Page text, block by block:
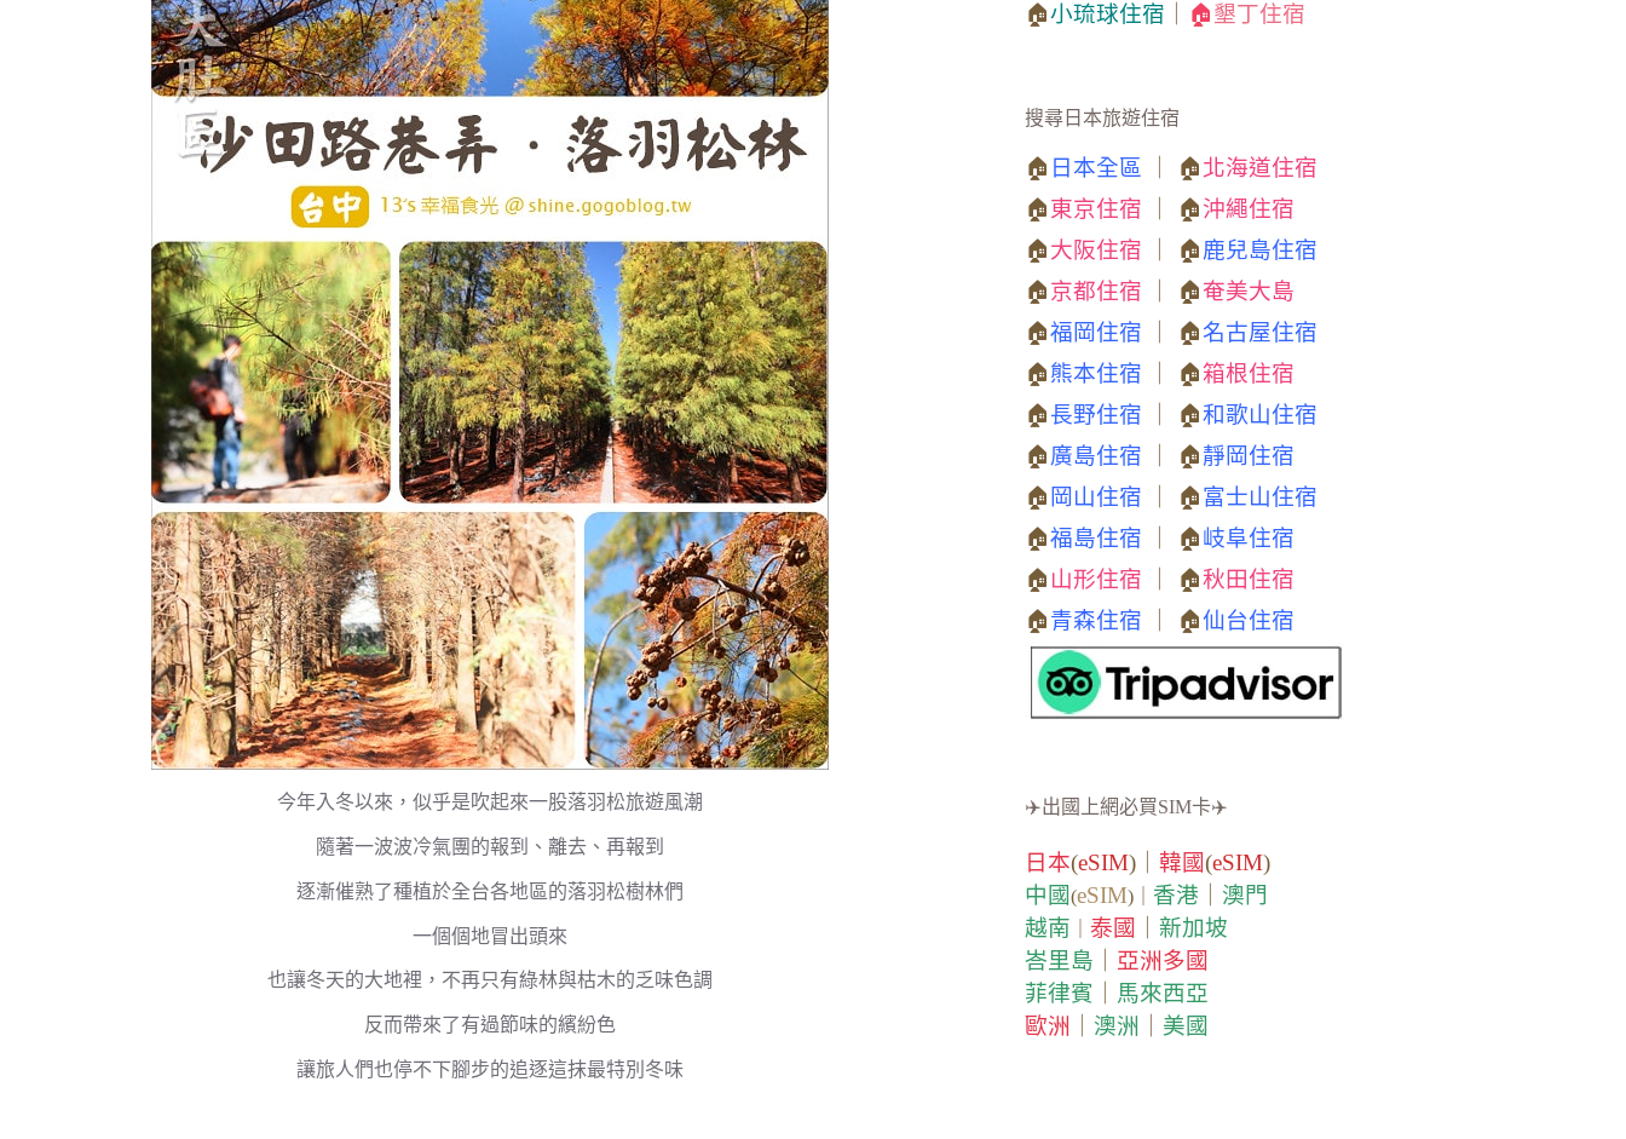
今年入冬以來，似乎是吹起來一股落羽松旅遊風潮
隨著一波波冷氣團的報到、離去、再報到
逐漸催熟了種植於全台各地區的落羽松樹林們
一個個地冒出頭來
也讓冬天的大地裡，不再只有綠林與枯木的乏味色調
反而帶來了有過節味的繽紛色
讓旅人們也停不下腳步的追逐這抹最特別冬味
🏠小琉球住宿 🏠墾丁住宿
搜尋日本旅遊住宿
🏠 日本全區 ｜ 🏠北海道住宿
🏠東京住宿 ｜ 🏠沖繩住宿
🏠大阪住宿 ｜ 🏠鹿兒島住宿
🏠京都住宿 ｜ 🏠奄美大島
🏠福岡住宿 ｜ 🏠名古屋住宿
🏠熊本住宿 ｜ 🏠箱根住宿
🏠長野住宿 ｜ 🏠和歌山住宿
🏠廣島住宿 ｜ 🏠靜岡住宿
🏠 岡山住宿 ｜ 🏠富士山住宿
🏠福島住宿 ｜ 🏠岐阜住宿
🏠 山形住宿 ｜ 🏠秋田住宿
🏠青森住宿 ｜ 🏠仙台住宿
✈️出國上網必買SIM卡✈️
日本(eSIM)｜ 韓國(eSIM)
中國(eSIM)｜ 香港
澳門
越南
泰國
新加坡
峇里島
亞洲多國
菲律賓
馬來西亞
歐洲
澳洲 美國